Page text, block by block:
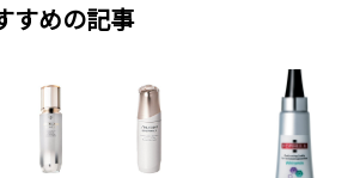
すめの記事